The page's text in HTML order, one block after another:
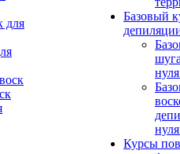
Базовый
Курсы